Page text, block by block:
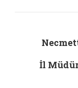
İl Müdür